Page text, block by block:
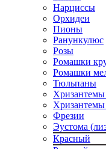
Нарциссы
Орхидеи
Пионы
Ранункулюс
Розы
Ромашки
Ромашки
Тюльпаны
Хризантемы
Фрезии
Эустома
Красный